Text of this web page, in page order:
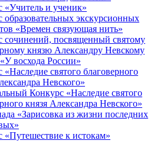
«Учитель и ученик»
образовательных экскурсионных
«Времен связующая нить»
сочинений, посвященный святому
князю Александру Невскому
восхода России»
«Наследие святого благоверного
Невского»
Конкурс «Наследие святого
князя Александра Невского»
«Зарисовка из жизни последних
«Путешествие к истокам»